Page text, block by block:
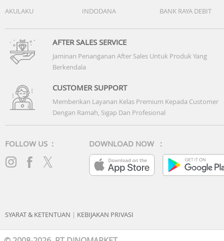
AKULAKU
INDODANA BANK RAYA DEBIT
AFTER SALES SERVICE
Jaminan Penanganan After Sales Untuk Produk Yang
Berkendala
CUSTOMER SUPPORT
Memberikan Layanan Kelas Premium Kepada Customer
Dengan Ramah, Sigap Dan Profesional
FOLLOW US : DOWNLOAD NOW :
SYARAT & KETENTUAN | KEBIJAKAN PRIVASI